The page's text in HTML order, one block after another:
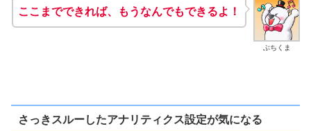
ぶちくま
ここまでできれば、もうなんでもできるよ！
さっきスルーしたアナリティクス設定が気になる